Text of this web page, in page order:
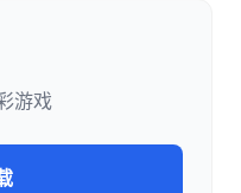
游戏